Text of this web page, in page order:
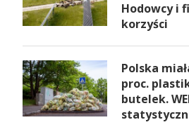
Hodowcy i
korzyści
Polska
proc.
butelek.